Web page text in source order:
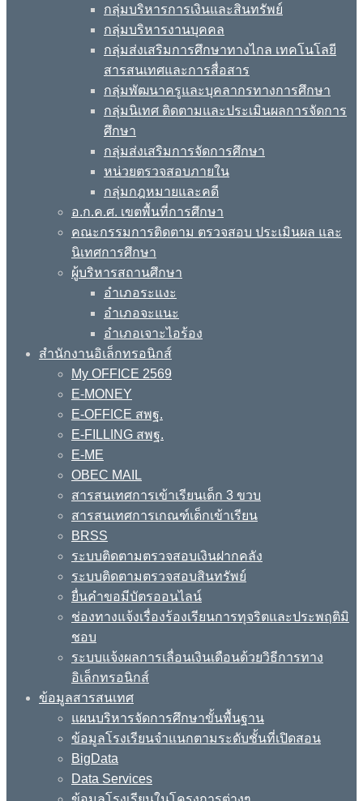
กลุ่มบริหารการเงินและสินทรัพย์
กลุ่มบริหารงานบุคคล
กลุ่มส่งเสริมการศึกษาทางไกล เทคโนโลยี
สารสนเทศและการสื่อสาร
กลุ่มพัฒนาครูและบุคลากรทางการศึกษา
กลุ่มนิเทศ ติดตามและประเมินผลการจัดการ
ศึกษา
กลุ่มส่งเสริมการจัดการศึกษา
หน่วยตรวจสอบภายใน
กลุ่มกฎหมายและคดี
อ.ก.ค.ศ. เขตพื้นที่การศึกษา
คณะกรรมการติดตาม ตรวจสอบ ประเมินผล และ
นิเทศการศึกษา
ผู้บริหารสถานศึกษา
อำเภอระแงะ
อำเภอจะแนะ
อำเภอเจาะไอร้อง
สำนักงานอิเล็กทรอนิกส์
My OFFICE 2569
E-MONEY
E-OFFICE สพฐ.
E-FILLING สพฐ.
E-ME
OBEC MAIL
สารสนเทศการเข้าเรียนเด็ก 3 ขวบ
สารสนเทศการเกณฑ์เด็กเข้าเรียน
BRSS
ระบบติดตามตรวจสอบเงินฝากคลัง
ระบบติดตามตรวจสอบสินทรัพย์
ยื่นคำขอมีบัตรออนไลน์
ช่องทางแจ้งเรื่องร้องเรียนการทุจริตและประพฤติมิ
ชอบ
ระบบแจ้งผลการเลื่อนเงินเดือนด้วยวิธีการทาง
อิเล็กทรอนิกส์
ข้อมูลสารสนเทศ
แผนบริหารจัดการศึกษาขั้นพื้นฐาน
ข้อมูลโรงเรียนจำแนกตามระดับชั้นที่เปิดสอน
BigData
Data Services